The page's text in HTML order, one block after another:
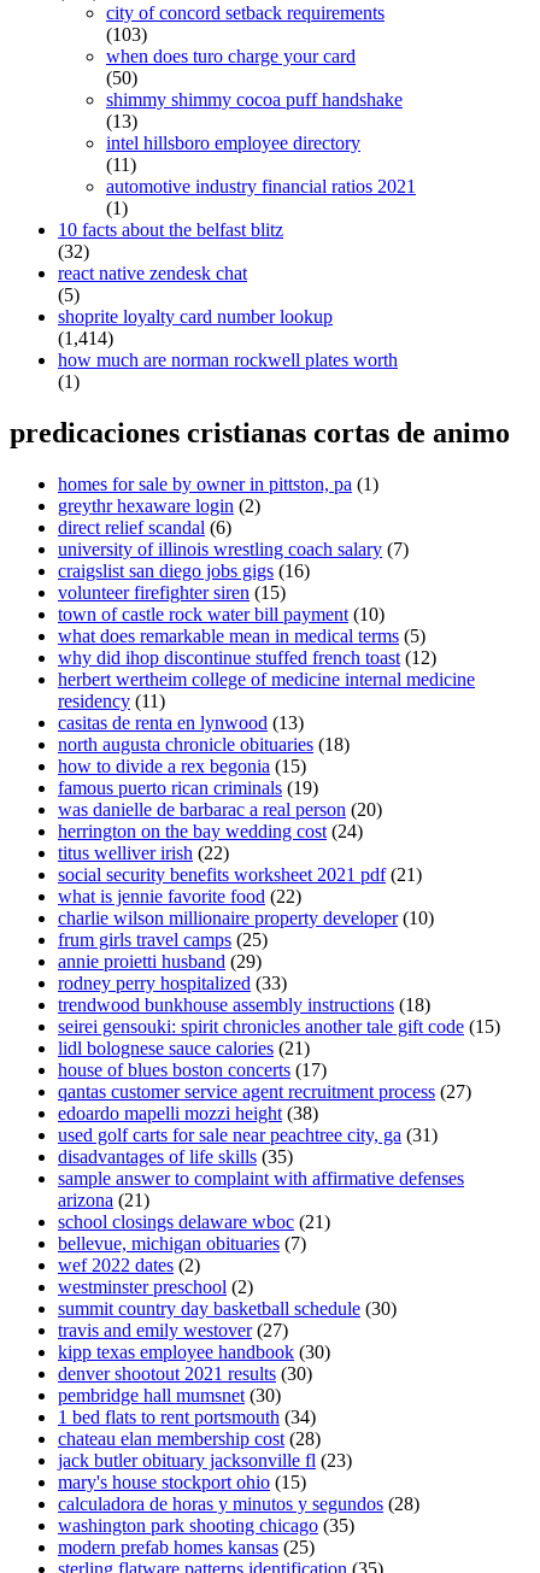
city of concord setback requirements
(103)
when does turo charge your card
(50)
shimmy shimmy cocoa puff handshake
(13)
intel hillsboro employee directory
(11)
automotive industry financial ratios 2021
(1)
10 facts about the belfast blitz
(32)
react native zendesk chat
(5)
shoprite loyalty card number lookup
(1,414)
how much are norman rockwell plates worth
(1)
predicaciones cristianas cortas de animo
homes for sale by owner in pittston, pa (1)
greythr hexaware login (2)
direct relief scandal (6)
university of illinois wrestling coach salary (7)
craigslist san diego jobs gigs (16)
volunteer firefighter siren (15)
town of castle rock water bill payment (10)
what does remarkable mean in medical terms (5)
why did ihop discontinue stuffed french toast (12)
herbert wertheim college of medicine internal medicine
residency (11)
casitas de renta en lynwood (13)
north augusta chronicle obituaries (18)
how to divide a rex begonia (15)
famous puerto rican criminals (19)
was danielle de barbarac a real person (20)
herrington on the bay wedding cost (24)
titus welliver irish (22)
social security benefits worksheet 2021 pdf(21)
what is jennie favorite food (22)
charlie wilson millionaire property developer(10)
frum girls travel camps (25)
annie proietti husband (29)
rodney perry hospitalized (33)
trendwood bunkhouse assembly instructions (18)
seirei gensouki: spirit chronicles another tale gift code (15)
lidl bolognese sauce calories (21)
house of blues boston concerts (17)
qantas customer service agent recruitment process (27)
edoardo mapelli mozzi height (38)
used golf carts for sale near peachtree city, ga (31)
disadvantages of life skills (35)
sample answer to complaint with affirmative defenses
arizona (21)
school closings delaware wboc (21)
bellevue, michigan obituaries (7)
wef 2022 dates (2)
westminster preschool (2)
summit country day basketball schedule (30)
travis and emily westover(27)
kipp texas employee handbook (30)
denver shootout 2021 results (30)
pembridge hall mumsnet (30)
1 bed flats to rent portsmouth (34)
chateau elan membership cost (28)
jack butler obituary jacksonville fl (23)
mary's house stockport ohio (15)
calculadora de horas y minutos y segundos (28)
washington park shooting chicago (35)
modern prefab homes kansas (25)
sterling flatware patterns identification (35)